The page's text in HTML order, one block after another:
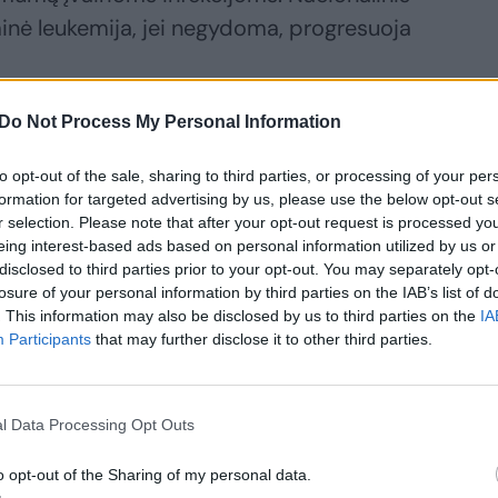
Do Not Process My Personal Information
opt-out of the sale, sharing to third parties, or processing of your
for targeted advertising by us, please use the below opt-out
selection. Please note that after your opt-out request is processed
interest-based ads based on personal information utilized by us
to third parties prior to your opt-out. You may separately
of your personal information by third parties on the IAB’s list of
This information may also be disclosed by us to third parties on the
Participants that may further disclose it to other third parties.
Data Processing Opt Outs
opt-out of the Sharing of my personal data.
leukemija, jei negydoma, progresuoja
tris romanus, kurie padėjo
vampyrų žanrui: pirmoji knyga –
(1819), antroji – Sheridano Le Fanu
Stokerio „Drakula“ (1897).
knygose minimas vampyrų aukas,
juos palygino su įvairių ligų
dvi aukos, tačiau jų simptomai
buvo aprašomos trys aukos,
– pastovus nuovargis,